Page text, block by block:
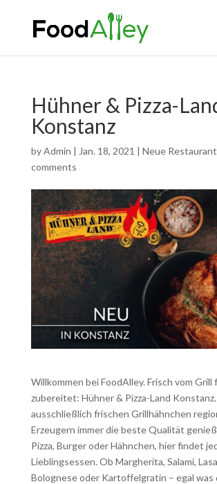
Hühner & Pizza-
Konstanz
byAdmin | Jan. 18, 2021 | Neue
comments
Willkommen bei FoodAlley. Frisch vom Grill
zubereitet: Hühner & Pizza-Land
ausschließlich frischen Grillhähnchen
Erzeugern immer die beste Qualität
Pizza, Burger oder Hähnchen, hier findet
Lieblingsessen. Ob Margherita, Salami,
Bolognese oder Kartoffelgratin – egal was